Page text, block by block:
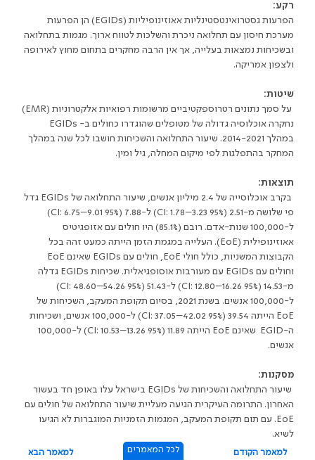
רקע:
הפרעות גסטרואינטסטינליות אאוזינופיליות (EGIDs) הן הפרעות
מערכת חיסון עם תחלואה ניכרת והשלכות לטווח ארוך. מגמות בתחלואה
ובשכיחות נמצאות בעלייה, אך אין הרבה מחקרים בתחום מחוץ לאירופה
ולצפון אמריקה.
שיטות:
על סמך נתונים רטרוספקטיביים מרשומות רפואיות אלקטרוניות (EMR)
נחקרה אוכלוסיה גדולה של מטופלים שהוגדרו כחולים ב- EGIDs
במהלך 2014-2021. שיעור התחלואה והשכיחות חושבו לכל שנה במהלך
המחקר בהתפלגות לפי מיקום המחלה, גיל ומין.
תוצאות:
בקרב אוכלוסייה של 2.4 מיליון אנשים, שיעור התחלואה של EGIDs גדל
פי שלושה מ-2.51 (95% CI: 1.78–3.23) ל-7.88 (95% CI: 6.75–9.01)
ל-100,000 שנות-אדם. רובם (85.1%) היו חולים עם אזופגיטיס
אאוזינופילית (EoE). העלייה במגמת הזמן הייתה כמעט זהה בכל
הקבוצות המשניות, כולל חולי EoE, חולים עם EGIDs שאינם EoE
וחולים עם EGIDs עם מעורבות אוסופגיאלית. שכיחות EGIDs גדלה
מ-14.53 (95% CI: 12.80–16.26) ל-51.43 (95% CI: 48.60–54.26)
ל-100,000 אנשים. בשנת 2021, בסיום תקופת המעקב, השכיחות של
EoE הייתה 39.54 (95% CI: 37.05–42.02) ל-100,000 אנשים, ושכיחות
ה-EGID שאינם EoE הייתה 11.89 (95% CI: 10.53–13.26) ל-100,000
אנשים.
מסקנות:
שיעור התחלואה והשכיחות של EGIDs בישראל עלו באופן חד בעשור
האחרון. התרומה העיקרית הגיעה מעליית שיעור התחלואה של חולים עם
EoE. עם תום תקופת המעקב, המגמות הזמניות המוגברות לא הגיעו
לשיא.
למאמר הקודם לכל המאמרים למאמר הבא